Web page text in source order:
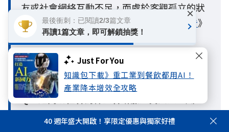
Just For You
知識包下載》重工業到餐飲都用AI！
產業降本增效全攻略
友或社會網絡互動不足，而處於客觀孤立的狀
態。國泰人壽《2026人生風險趨勢調查報告》
指出，這類「自覺不孤獨、卻客觀孤立」的
人，可能因低估未來風險而延後準備，成為較
容易被忽略的人生風險缺口。
Q4. 超高齡社會為什麼會增加孤獨與孤立風
險？ 40 週年盛大開啟！享限定優惠與獨家好禮
最後衝刺：已閱讀2/3篇文章
再讀1篇文章，即可解鎖抽獎！
×